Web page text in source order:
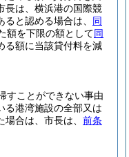
長は、横浜港の国際競
と認める場合は、 同
額を下限の額として同
る額に当該貸付料を減
すことができない事由
る港湾施設の全部又は
合は、市長は、 前条